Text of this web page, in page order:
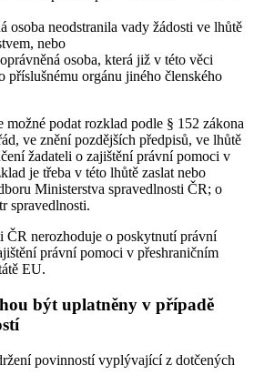
osoba neodstranila vady žádosti ve lhůtě
nebo
osoba, která již v této věci
příslušnému orgánu jiného členského
podat rozklad podle § 152 zákona
ve znění pozdějších předpisů, ve lhůtě
žadateli o zajištění právní pomoci v
je třeba v této lhůtě zaslat nebo
Ministerstva spravedlnosti ČR; o
spravedlnosti.
ČR nerozhoduje o poskytnutí právní
právní pomoci v přeshraničním
EU.
být uplatněny v případě
povinností vyplývající z dotčených